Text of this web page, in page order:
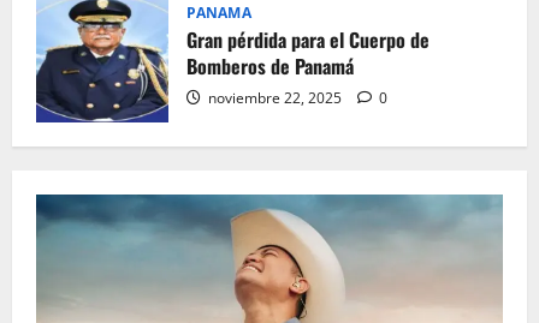
PANAMA
Gran pérdida para el Cuerpo de
Bomberos de Panamá
noviembre 22, 2025 0